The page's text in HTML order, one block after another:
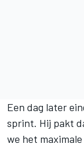
Een dag later
sprint. Hij pakt
we het